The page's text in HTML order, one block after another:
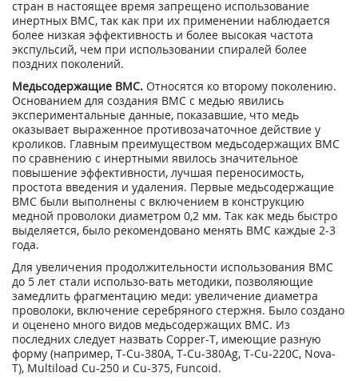
стран в настоящее время запрещено использование
инертных ВМС, так как при их применении наблюдается
более низкая эффективность и более высокая частота
экспульсий, чем при использовании спиралей более
поздних поколений.
Медьсодержащие ВМС. Относятся ко второму поколению.
Основанием для создания ВМС с медью явились
экспериментальные данные, показавшие, что медь
оказывает выраженное противозачаточное действие у
кроликов. Главным преимуществом медьсодержащих ВМС
по сравнению с инертными явилось значительное
повышение эффективности, лучшая переносимость,
простота введения и удаления. Первые медьсодержащие
ВМС были выполнены с включением в конструкцию
медной проволоки диаметром 0,2 мм. Так как медь быстро
выделяется, было рекомендовано менять ВМС каждые 2-3
года.
Для увеличения продолжительности использования ВМС
до 5 лет стали использо-вать методики, позволяющие
замедлить фрагментацию меди: увеличение диаметра
проволоки, включение серебряного стержня. Было создано
и оценено много видов медьсодержащих ВМС. Из
последних следует назвать Сорреr-Т, имеющие разную
форму (например, Т-Сu-380А, Т-Сu-380Аg, Т-Сu-220С, Nоvа-
Т), Мultiload Сu-250 и Сu-375, Funcoid.